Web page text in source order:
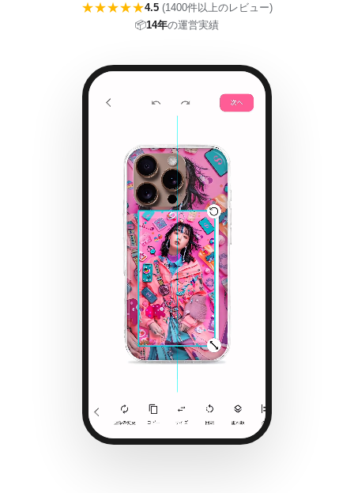
★★★★★4.5 (1400件以上のレビュー)
📦14年の運営実績